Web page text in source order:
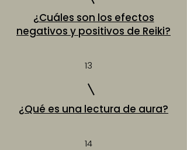
¿Cuáles son los efectos
negativos y positivos de Reiki?
13
¿Qué es una lectura de aura?
14